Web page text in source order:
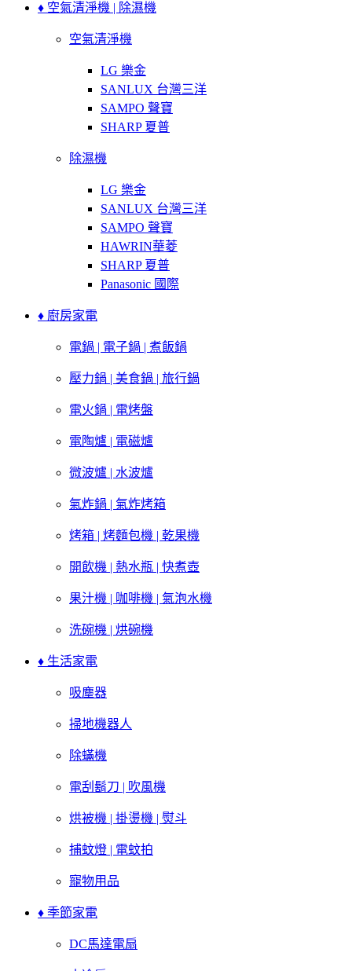
♦ 空氣清淨機 | 除濕機
空氣清淨機
LG 樂金
SANLUX 台灣三洋
SAMPO 聲寶
SHARP 夏普
除濕機
LG 樂金
SANLUX 台灣三洋
SAMPO 聲寶
HAWRIN華菱
SHARP 夏普
Panasonic 國際
♦ 廚房家電
電鍋 | 電子鍋 | 煮飯鍋
壓力鍋 | 美食鍋 | 旅行鍋
電火鍋 | 電烤盤
電陶爐 | 電磁爐
微波爐 | 水波爐
氣炸鍋 | 氣炸烤箱
烤箱 | 烤麵包機 | 乾果機
開飲機 | 熱水瓶 | 快煮壺
果汁機 | 咖啡機 | 氣泡水機
洗碗機 | 烘碗機
♦ 生活家電
吸塵器
掃地機器人
除蟎機
電刮鬍刀 | 吹風機
烘被機 | 掛燙機 | 熨斗
捕蚊燈 | 電蚊拍
寵物用品
♦ 季節家電
DC馬達電扇